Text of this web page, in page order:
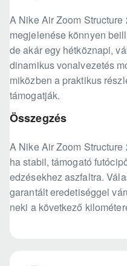
A Nike Air Zoom
megjelenése könnyen
de akár egy hétköznapi,
dinamikus vonalvezetés
miközben a praktikus
támogatják.
Összegzés
A Nike Air Zoom
ha stabil, támogató
edzésekhez aszfaltra.
garantált eredetiséggel
neki a következő